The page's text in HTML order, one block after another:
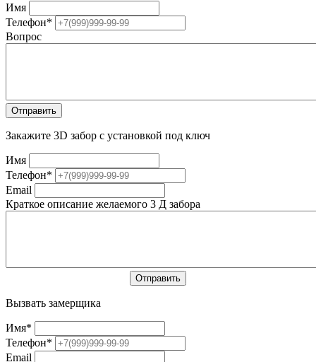
Имя
Телефон*
Вопрос
Закажите 3D забор с установкой под ключ
Имя
Телефон*
Email
Краткое описание желаемого 3 Д забора
Вызвать замерщика
Имя*
Телефон*
Email